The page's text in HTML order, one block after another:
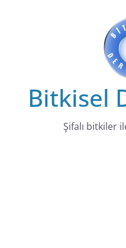
Bitkisel
Şifalı bitkiler